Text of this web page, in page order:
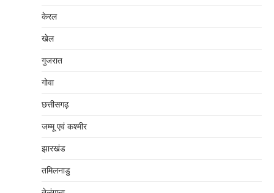
केरल
खेल
गुजरात
गोवा
छत्तीसगढ़
जम्‍मू एवं कश्‍मीर
झारखंड
तमिलनाडु